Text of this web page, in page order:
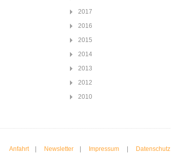
2017
2016
2015
2014
2013
2012
2010
Anfahrt| Newsletter| Impressum Datenschutz